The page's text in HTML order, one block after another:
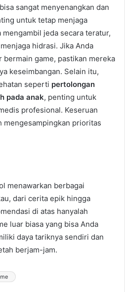
sangat menyenangkan dan
untuk tetap menjaga
mengambil jeda secara teratur,
hidrasi. Jika Anda
bermain game, pastikan mereka
keseimbangan. Selain itu,
seperti pertolongan
pada anak, penting untuk
profesional. Keseruan
mengesampingkan prioritas
menawarkan berbagai
dari cerita epik hingga
di atas hanyalah
luar biasa yang bisa Anda
daya tariknya sendiri dan
berjam-jam.